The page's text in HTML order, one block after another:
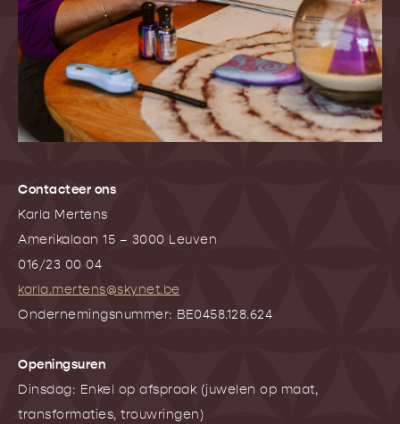
Contacteer ons
Karla Mertens
Amerikalaan 15 – 3000 Leuven
016/23 00 04
karla.mertens@skynet.be
Ondernemingsnummer: BE0458.128.624
Openingsuren
Dinsdag: Enkel op afspraak (juwelen op maat,
transformaties, trouwringen)